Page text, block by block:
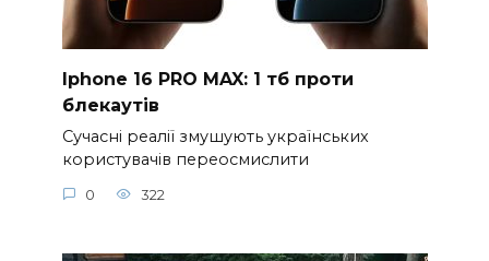
Iphone 16 PRO MAX: 1 тб проти
блекаутів
Сучасні реалії змушують українських
користувачів переосмислити
0 322